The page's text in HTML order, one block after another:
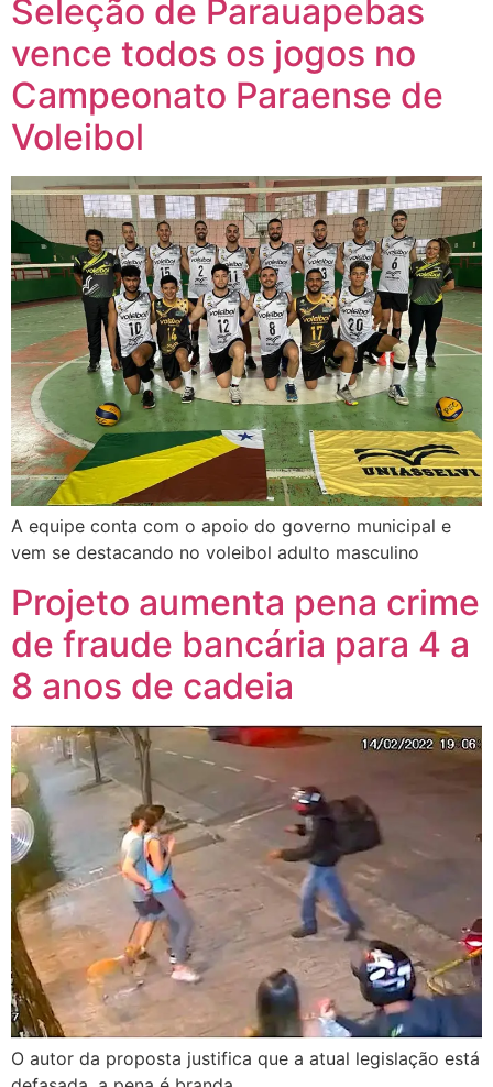
Seleção de Parauapebas
vence todos os jogos no
Campeonato Paraense de
Voleibol
A equipe conta com o apoio do governo municipal e
vem se destacando no voleibol adulto masculino
Projeto aumenta pena crime
de fraude bancária para 4 a
8 anos de cadeia
O autor da proposta justifica que a atual legislação está